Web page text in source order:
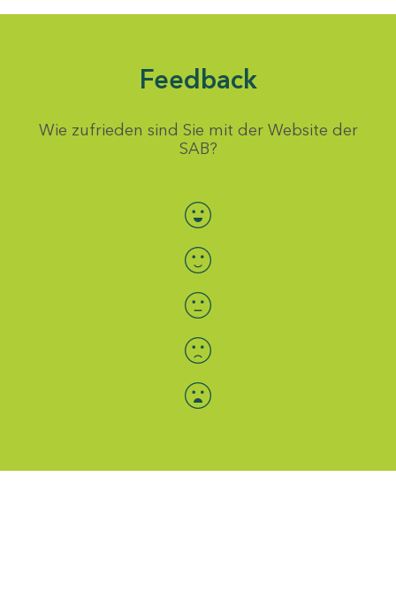
Feedback
Wie zufrieden sind Sie mit der Website der
SAB?
Bewertung auswählen